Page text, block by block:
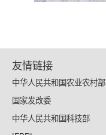
友情链接
中华人民共和国农业农村部
国家发改委
中华人民共和国科技部